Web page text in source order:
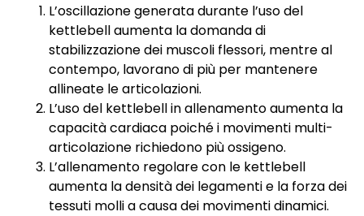
L’oscillazione generata durante l’uso del
kettlebell aumenta la domanda di
stabilizzazione dei muscoli flessori, mentre al
contempo, lavorano di più per mantenere
allineate le articolazioni.
L’uso del kettlebell in allenamento aumenta la
capacità cardiaca poiché i movimenti multi-
articolazione richiedono più ossigeno.
L’allenamento regolare con le kettlebell
aumenta la densità dei legamenti e la forza dei
tessuti molli a causa dei movimenti dinamici.